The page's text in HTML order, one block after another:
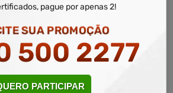
Idiomas 10 a 60 horas
Latim
pague por apenas 2!
SUA PROMOÇÃO
500 2277
PARTICIPAR